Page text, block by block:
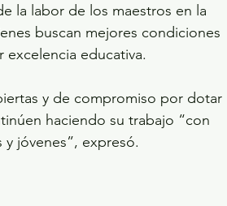
la labor de los maestros en la
buscan mejores condiciones
educativa.
y de compromiso por dotar
haciendo su trabajo “con
jóvenes”, expresó.